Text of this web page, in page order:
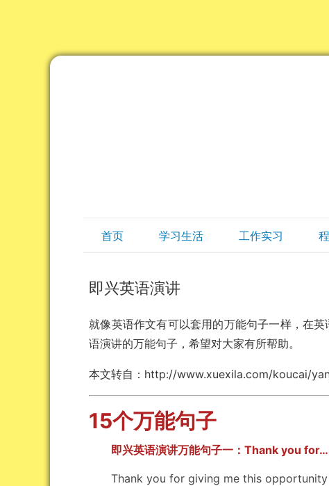
首页 学习生活 工作实习
即兴英语演讲
就像英语作文有可以套用的万能句子一样，在
语演讲的万能句子，希望对大家有所帮助。
本文转自：http://www.xuexila.com/koucai/
15个万能句子
即兴英语演讲万能句子一：Thank you
Thank you for giving me this opportunity